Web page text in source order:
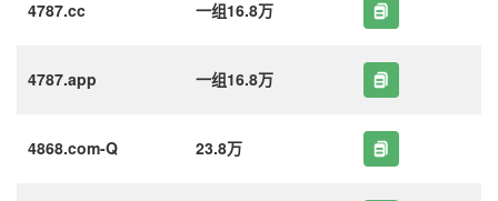
4787.cc 一组16.8万
4787.app 一组16.8万
4868.com-Q 23.8万